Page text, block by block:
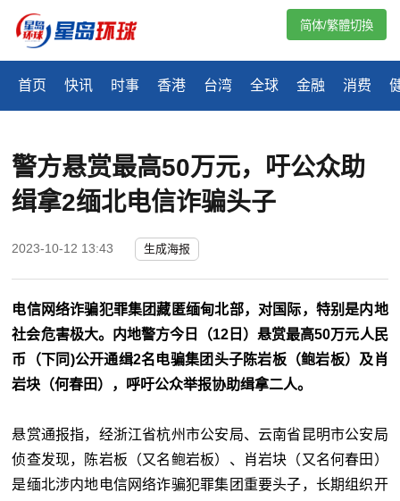
首页 快讯 时事 香港 台湾 全球 金融 消费
简体/繁體切換
警方悬赏最高50万元，吁公众助
缉拿2缅北电信诈骗头子
2023-10-12 13:43 生成海报
电信网络诈骗犯罪集团藏匿缅甸北部，对国际，特别是内地
社会危害极大。内地警方今日（12日）悬赏最高50万元人民
币（下同)公开通缉2名电骗集团头子陈岩板（鲍岩板）及肖
岩块（何春田），呼吁公众举报协助缉拿二人。
悬赏通报指，经浙江省杭州市公安局、云南省昆明市公安局
侦查发现，陈岩板（又名鲍岩板）、肖岩块（又名何春田）
是缅北涉内地电信网络诈骗犯罪集团重要头子，长期组织开